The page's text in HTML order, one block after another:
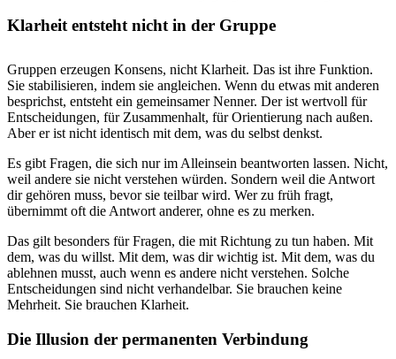
Klarheit entsteht nicht in der Gruppe
Gruppen erzeugen Konsens, nicht Klarheit. Das ist ihre Funktion.
Sie stabilisieren, indem sie angleichen. Wenn du etwas mit anderen
besprichst, entsteht ein gemeinsamer Nenner. Der ist wertvoll für
Entscheidungen, für Zusammenhalt, für Orientierung nach außen.
Aber er ist nicht identisch mit dem, was du selbst denkst.
Es gibt Fragen, die sich nur im Alleinsein beantworten lassen. Nicht,
weil andere sie nicht verstehen würden. Sondern weil die Antwort
dir gehören muss, bevor sie teilbar wird. Wer zu früh fragt,
übernimmt oft die Antwort anderer, ohne es zu merken.
Das gilt besonders für Fragen, die mit Richtung zu tun haben. Mit
dem, was du willst. Mit dem, was dir wichtig ist. Mit dem, was du
ablehnen musst, auch wenn es andere nicht verstehen. Solche
Entscheidungen sind nicht verhandelbar. Sie brauchen keine
Mehrheit. Sie brauchen Klarheit.
Die Illusion der permanenten Verbindung